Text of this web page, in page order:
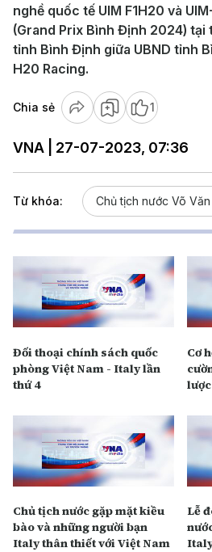
nghề quốc tế UIM F1H20 và
(Grand Prix Bình Định 2024) tại
tỉnh Bình Định giữa UBND tỉnh
H20 Racing.
Chia sẻ 1
VNA | 27-07-2023, 07:36
Từ khóa: Chủ tịch nước Võ
Đối thoại chính sách quốc
phòng Việt Nam - Italy lần
thứ 4
Cơ
Chủ tịch nước gặp mặt kiều
bào và những người bạn
Italy thân thiết với Việt Nam
Lễ